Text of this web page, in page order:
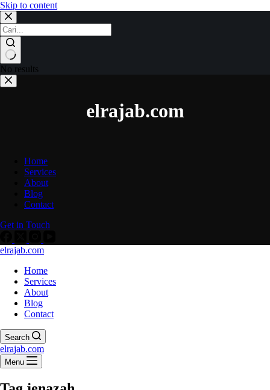
Skip to content
No results
elrajab.com
Home
Services
About
Blog
Contact
Get in Touch
elrajab.com
Home
Services
About
Blog
Contact
Search
elrajab.com
Menu